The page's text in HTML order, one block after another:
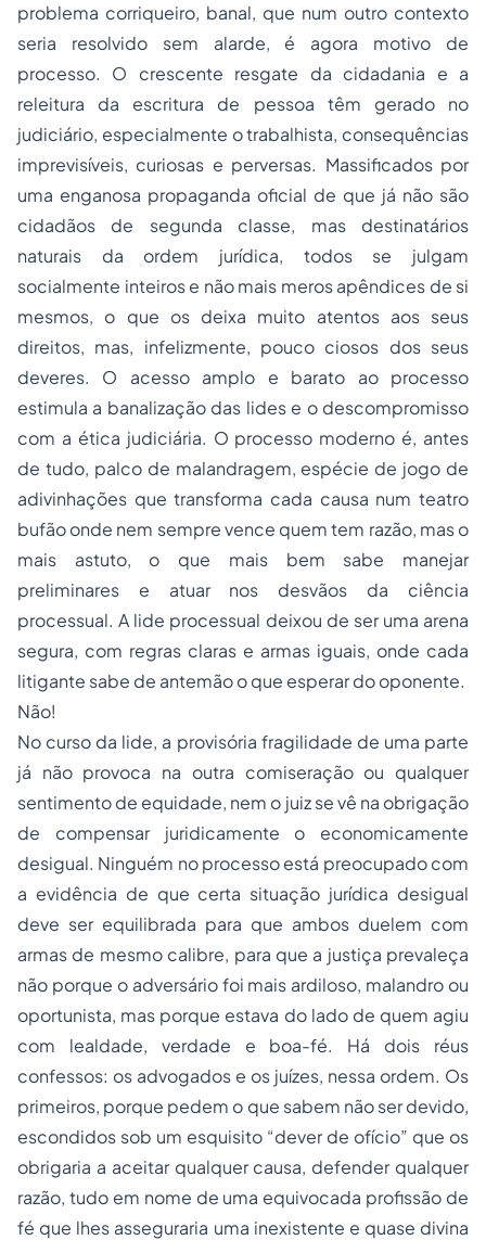
problema corriqueiro, banal, que num outro contexto
seria resolvido sem alarde, é agora motivo de
processo. O crescente resgate da cidadania e a
releitura da escritura de pessoa têm gerado no
judiciário, especialmente o trabalhista, consequências
imprevisíveis, curiosas e perversas. Massificados por
uma enganosa propaganda oficial de que já não são
cidadãos de segunda classe, mas destinatários
naturais da ordem jurídica, todos se julgam
socialmente inteiros e não mais meros apêndices de si
mesmos, o que os deixa muito atentos aos seus
direitos, mas, infelizmente, pouco ciosos dos seus
deveres. O acesso amplo e barato ao processo
estimula a banalização das lides e o descompromisso
com a ética judiciária. O processo moderno é, antes
de tudo, palco de malandragem, espécie de jogo de
adivinhações que transforma cada causa num teatro
bufão onde nem sempre vence quem tem razão, mas o
mais astuto, o que mais bem sabe manejar
preliminares e atuar nos desvãos da ciência
processual. A lide processual deixou de ser uma arena
segura, com regras claras e armas iguais, onde cada
litigante sabe de antemão o que esperar do oponente.
Não!
No curso da lide, a provisória fragilidade de uma parte
já não provoca na outra comiseração ou qualquer
sentimento de equidade, nem o juiz se vê na obrigação
de compensar juridicamente o economicamente
desigual. Ninguém no processo está preocupado com
a evidência de que certa situação jurídica desigual
deve ser equilibrada para que ambos duelem com
armas de mesmo calibre, para que a justiça prevaleça
não porque o adversário foi mais ardiloso, malandro ou
oportunista, mas porque estava do lado de quem agiu
com lealdade, verdade e boa-fé. Há dois réus
confessos: os advogados e os juízes, nessa ordem. Os
primeiros, porque pedem o que sabem não ser devido,
escondidos sob um esquisito “dever de ofício” que os
obrigaria a aceitar qualquer causa, defender qualquer
razão, tudo em nome de uma equivocada profissão de
fé que lhes asseguraria uma inexistente e quase divina